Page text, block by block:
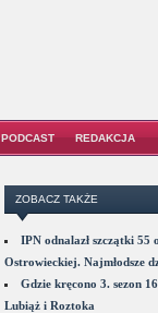
PODCAST REDAKCJA
ZOBACZ TAKŻE
IPN odnalazł szczątki
Ostrowieckiej. Najmłodsze
Gdzie kręcono 3. sezon
Lubiąż i Roztoka